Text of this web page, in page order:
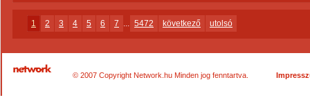
1 2 3 4 5 6 7 ... 5472 következő utolsó
© 2007 Copyright Network.hu Minden jog fenntartva.